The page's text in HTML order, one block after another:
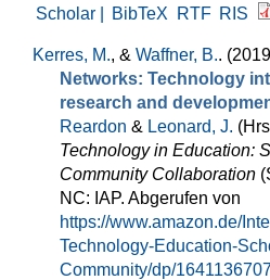
Scholar |
BibTeX RTF RIS
Kerres, M., & Waffner, B..
Networks: Technology
research and
Reardon & Leonard, J.
Technology in Education:
Community Collaboration
NC: IAP. Abgerufen von
https://www.amazon.de/
Technology-Education-
Community/dp/